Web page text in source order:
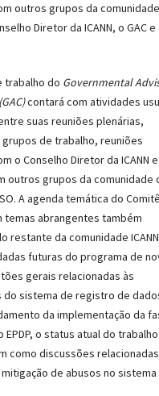
outros grupos da
Diretor da ICANN, o GAC e
trabalho do Governmental
contará com atividades
suas reuniões plenárias,
de trabalho, reuniões
o Conselho Diretor da ICANN e
outros grupos da comunidade
A agenda temática do Comitê
temas abrangentes também
restante da comunidade
futuras do programa de
gerais relacionadas às
do sistema de registro de
da implementação da
o status atual do
como discussões
de abusos no sistema